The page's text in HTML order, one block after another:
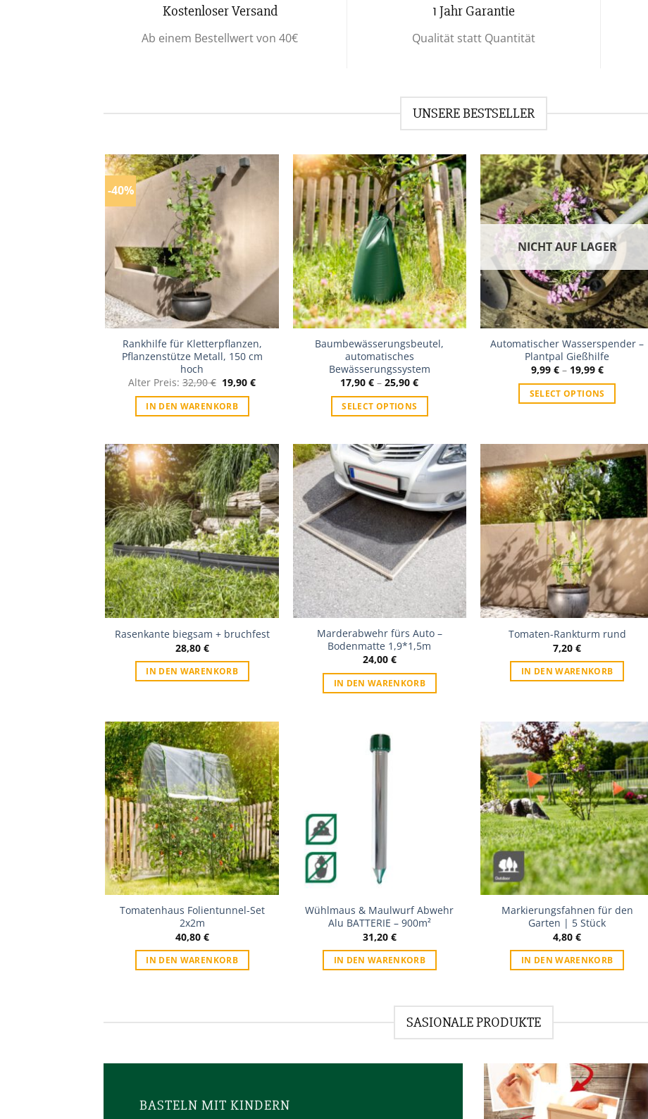
Kostenloser Versand
Ab einem Bestellwert von 40€
1 Jahr Garantie
Qualität statt Quantität
UNSERE BESTSELLER
-40%
Zur Wunschliste
Rankhilfe für Kletterpflanzen,
Pflanzenstütze Metall, 150 cm
hoch
Alter Preis: 32,90€ Original
price
was:
32,90 €.
19,90€Current
IN DEN WARENKORB
Zur Wunschliste
Baumbewässerungsbeutel,
automatisches
Bewässerungssystem
17,90€ –25,90€
SELECT OPTIONS
Zur Wunschliste
NICHT AUF LAGER
Automatischer Wasserspender –
Plantpal Gießhilfe
9,99 €– 19,99 €
SELECT OPTIONS
Zur Wunschliste
Rasenkante biegsam + bruchfest
28,80 €
IN DEN WARENKORB
Zur Wunschliste
Marderabwehr fürs Auto –
Bodenmatte 1,9*1,5m
24,00 €
IN DEN WARENKORB
Zur Wunschliste
Tomaten-Rankturm rund
7,20€
IN DEN WARENKORB
Zur Wunschliste
Tomatenhaus Folientunnel-Set
2x2m
40,80 €
IN DEN WARENKORB
Wühlmaus & Maulwurf Abwehr
Alu BATTERIE – 900m²
31,20 €
IN DEN WARENKORB
Zur Wunschliste
Markierungsfahnen für den
Garten | 5 Stück
4,80€
IN DEN WARENKORB
SASIONALE PRODUKTE
BASTELN MIT KINDERN